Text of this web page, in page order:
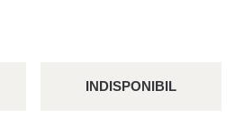
INDISPONIBIL